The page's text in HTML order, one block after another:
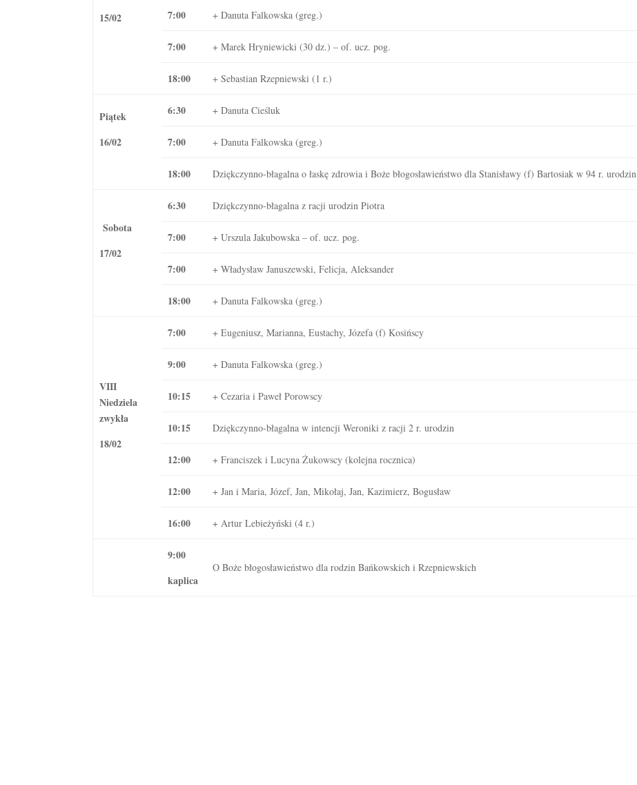
15/02
7:00 + Danuta Falkowska (greg.)
7:00 + Marek Hryniewicki (30 dz.) – of. ucz. pog.
18:00 + Sebastian Rzepniewski (1 r.)
Piątek
16/02
6:30 + Danuta Cieśluk
7:00 + Danuta Falkowska (greg.)
18:00 Dziękczynno-błagalna o łaskę zdrowia i Boże błogosławieństwo dla Stanisławy (f) Bartosiak w 94 r. urodzin
Sobota
17/02
6:30 Dziękczynno-błagalna z racji urodzin Piotra
7:00 + Urszula Jakubowska – of. ucz. pog.
7:00 + Władysław Januszewski, Felicja, Aleksander
18:00 + Danuta Falkowska (greg.)
VIII
Niedziela
zwykła
18/02
7:00 + Eugeniusz, Marianna, Eustachy, Józefa (f) Kosińscy
9:00 + Danuta Falkowska (greg.)
10:15 + Cezaria i Paweł Porowscy
10:15 Dziękczynno-błagalna w intencji Weroniki z racji 2 r. urodzin
12:00 + Franciszek i Lucyna Żukowscy (kolejna rocznica)
12:00 + Jan i Maria, Józef, Jan, Mikołaj, Jan, Kazimierz, Bogusław
16:00 + Artur Lebieżyński (4 r.)
9:00
kaplica
O Boże błogosławieństwo dla rodzin Bańkowskich i Rzepniewskich